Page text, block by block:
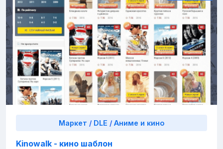
Маркет / DLE / Аниме и кино
Kinowalk - кино шаблон